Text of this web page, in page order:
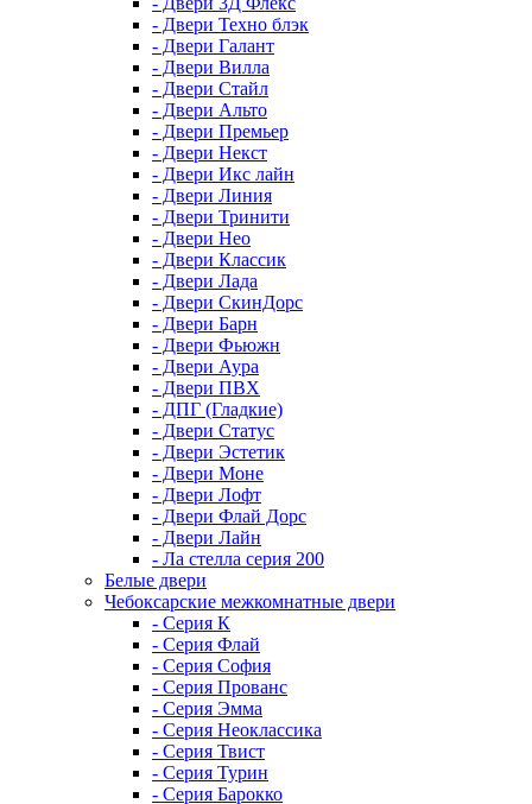
- Двери Техно блэк
- Двери Галант
- Двери Вилла
- Двери Стайл
- Двери Альто
- Двери Премьер
- Двери Некст
- Двери Икс лайн
- Двери Линия
- Двери Тринити
- Двери Нео
- Двери Классик
- Двери Лада
- Двери СкинДорс
- Двери Барн
- Двери Фьюжн
- Двери Аура
- Двери ПВХ
- ДПГ (Гладкие)
- Двери Статус
- Двери Эстетик
- Двери Моне
- Двери Лофт
- Двери Флай Дорс
- Двери Лайн
- Ла стелла серия 200
Белые двери
Чебоксарские межкомнатные двери
- Серия К
- Серия Флай
- Серия София
- Серия Прованс
- Серия Эмма
- Серия Неоклассика
- Серия Твист
- Серия Турин
- Серия Барокко